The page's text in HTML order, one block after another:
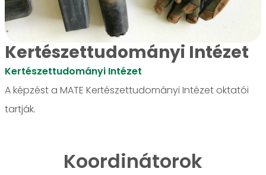
Kertészettudományi Intézet
Kertészettudományi Intézet
A képzést a MATE Kertészettudományi Intézet oktatói
tartják.
Koordinátorok